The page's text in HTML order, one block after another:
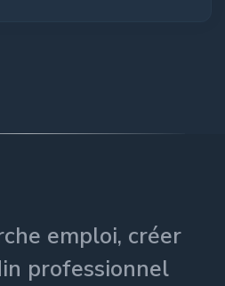
emploi, créer
professionnel